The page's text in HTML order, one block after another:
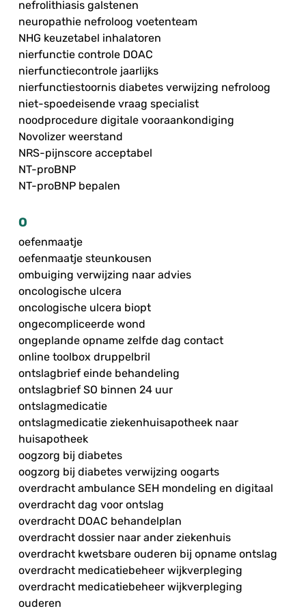
nefrolithiasis galstenen
neuropathie nefroloog voetenteam
NHG keuzetabel inhalatoren
nierfunctie controle DOAC
nierfunctiecontrole jaarlijks
nierfunctiestoornis diabetes verwijzing nefroloog
niet-spoedeisende vraag specialist
noodprocedure digitale vooraankondiging
Novolizer weerstand
NRS-pijnscore acceptabel
NT-proBNP
NT-proBNP bepalen
O
oefenmaatje
oefenmaatje steunkousen
ombuiging verwijzing naar advies
oncologische ulcera
oncologische ulcera biopt
ongecompliceerde wond
ongeplande opname zelfde dag contact
online toolbox druppelbril
ontslagbrief einde behandeling
ontslagbrief SO binnen 24 uur
ontslagmedicatie
ontslagmedicatie ziekenhuisapotheek naar
huisapotheek
oogzorg bij diabetes
oogzorg bij diabetes verwijzing oogarts
overdracht ambulance SEH mondeling en digitaal
overdracht dag voor ontslag
overdracht DOAC behandelplan
overdracht dossier naar ander ziekenhuis
overdracht kwetsbare ouderen bij opname ontslag
overdracht medicatiebeheer wijkverpleging
overdracht medicatiebeheer wijkverpleging
ouderen